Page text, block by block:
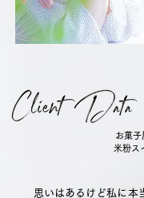
お菓子
米粉ス
思いはあるけど私に本